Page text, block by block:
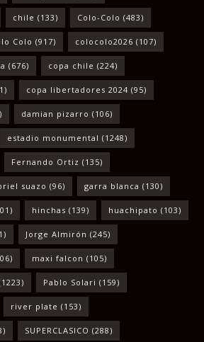
chile (133) Colo-Colo (483)
Colo (917) colocolo2026 (107)
(676) copa chile (224)
copa libertadores 2024 (95)
damian pizarro (106)
estadio monumental (1248)
Fernando Ortiz (135)
suazo (96) garra blanca (130)
hinchas (139) huachipato (103)
Jorge Almirón (245)
maxi falcon (105)
Pablo Solari (159)
river plate (153)
SUPERCLASICO (288)